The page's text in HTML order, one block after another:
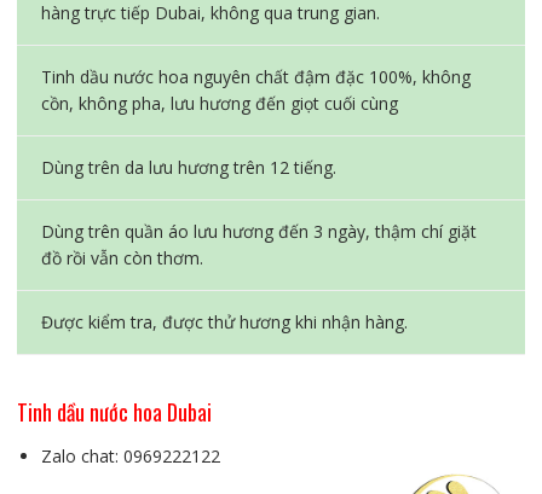
hàng trực tiếp Dubai, không qua trung gian.
Tinh dầu nước hoa nguyên chất đậm đặc 100%, không
cồn, không pha, lưu hương đến giọt cuối cùng
Dùng trên da lưu hương trên 12 tiếng.
Dùng trên quần áo lưu hương đến 3 ngày, thậm chí giặt
đồ rồi vẫn còn thơm.
Được kiểm tra, được thử hương khi nhận hàng.
Tinh dầu nước hoa Dubai
Zalo chat: 0969222122